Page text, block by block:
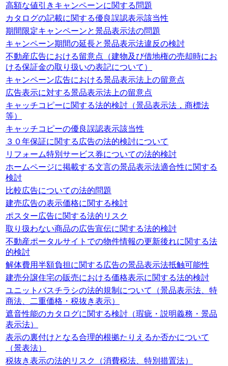
高額な値引きキャンペーンに関する問題
カタログの記載に関する優良誤認表示該当性
期間限定キャンペーンと景品表示法の問題
キャンペーン期間の延長と景品表示法違反の検討
不動産広告における留意点（建物及び借地権の売却時にお
ける保証金の取り扱いの表記について）
キャンペーン広告における景品表示法上の留意点
広告表示に対する景品表示法上の留意点
キャッチコピーに関する法的検討（景品表示法，商標法
等）
キャッチコピーの優良誤認表示該当性
３０年保証に関する広告の法的検討について
リフォーム特別サービス券についての法的検討
ホームページに掲載する文言の景品表示法適合性に関する
検討
比較広告についての法的問題
建売広告の表示価格に関する検討
ポスター広告に関する法的リスク
取り扱わない商品の広告宣伝に関する法的検討
不動産ポータルサイトでの物件情報の更新後れに関する法
的検討
解体費用半額負担に関する広告の景品表示法抵触可能性
建売分譲住宅の販売における価格表示に関する法的検討
ユニットバスチラシの法的規制について（景品表示法、特
商法、二重価格・税抜き表示）
遮音性能のカタログに関する検討（瑕疵・説明義務・景品
表示法）
表示の裏付けとなる合理的根拠たりえるか否かについて
（景表法）
税抜き表示の法的リスク（消費税法、特別措置法）